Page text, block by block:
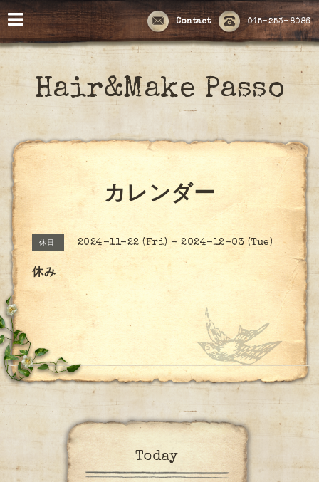
045-253-8086
Contact
Hair&Make Passo
カレンダー
休日 2024-11-22 (Fri) - 2024-12-03 (Tue)
休み
Today